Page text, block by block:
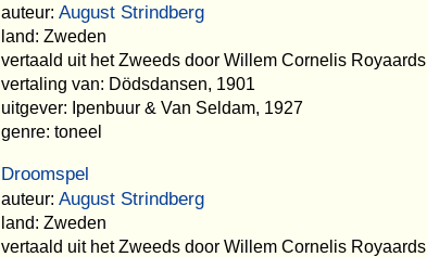
auteur: August Strindberg
land: Zweden
vertaald uit het Zweeds door Willem Cornelis Royaards
vertaling van: Dödsdansen, 1901
uitgever: Ipenbuur & Van Seldam, 1927
genre: toneel
Droomspel
auteur: August Strindberg
land: Zweden
vertaald uit het Zweeds door Willem Cornelis Royaards